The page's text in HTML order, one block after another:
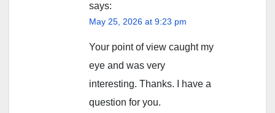
says:
May 25, 2026 at 9:23 pm
Your point of view caught my
eye and was very
interesting. Thanks. I have a
question for you.